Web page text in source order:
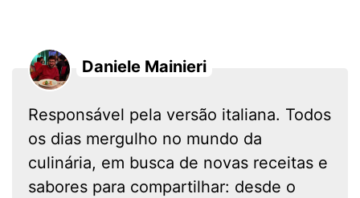
Daniele Mainieri
Responsável pela versão italiana. Todos
os dias mergulho no mundo da
culinária, em busca de novas receitas e
sabores para compartilhar: desde o